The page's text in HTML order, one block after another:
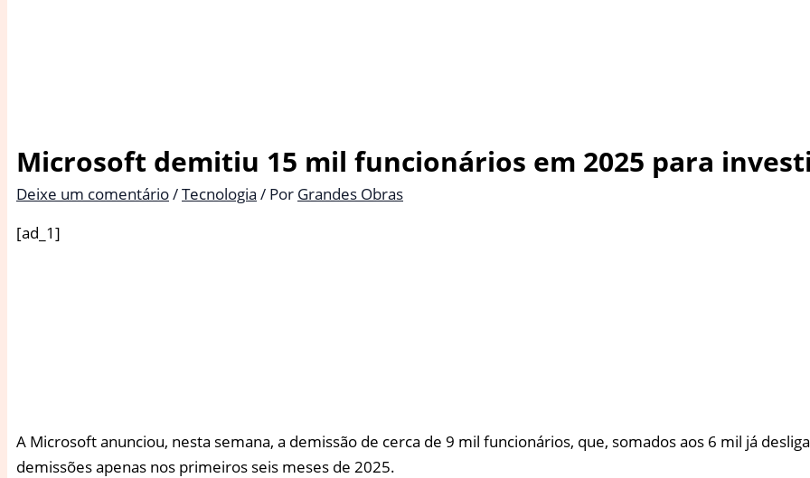
Microsoft demitiu 15 mil funcionários em 2025 para
Deixe um comentário/Tecnologia / Por Grandes Obras
[ad_1]
A Microsoft anunciou, nesta semana, a demissão de cerca de 9 mil funcionários, que, somados aos 6 mil já
demissões apenas nos primeiros seis meses de 2025.